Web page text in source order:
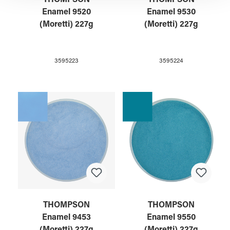
Enamel 9520
(Moretti) 227g
3595223
Enamel 9530
(Moretti) 227g
3595224
THOMPSON
Enamel 9453
THOMPSON
Enamel 9550